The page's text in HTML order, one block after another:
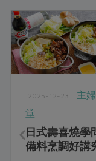
2025-12-23
主
堂
日式壽喜燒學
備料烹調好講